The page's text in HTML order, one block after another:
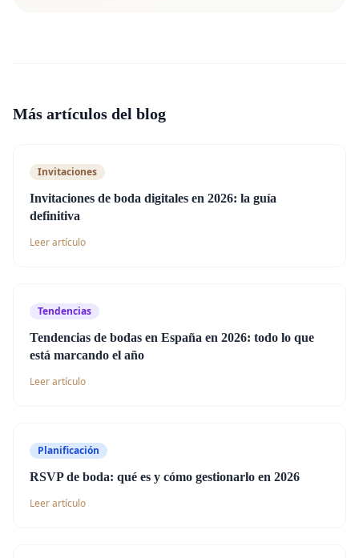
Más artículos del blog
Invitaciones
Invitaciones de boda digitales en 2026: la guía
definitiva
Leer artículo
Tendencias
Tendencias de bodas en España en 2026: todo lo que
está marcando el año
Leer artículo
Planificación
RSVP de boda: qué es y cómo gestionarlo en 2026
Leer artículo